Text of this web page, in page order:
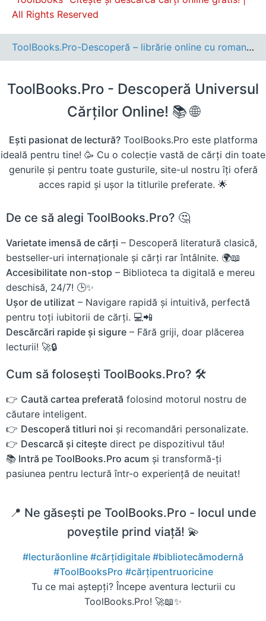
All Rights Reserved
ToolBooks.Pro-Descoperă – librărie online cu romane, cărți pentru copii, dezvoltare personală și cele mai noi apariții editoriale.
ToolBooks.Pro - Descoperă Universul
Cărților Online! 📚 🌐
Ești pasionat de lectură?ToolBooks.Pro este platforma
ideală pentru tine! 🥳 Cu o colecție vastă de cărți din toate
genurile și pentru toate gusturile, site-ul nostru îți oferă
acces rapid și ușor la titlurile preferate. 🌟
De ce să alegi ToolBooks.Pro? 🤔
Varietate imensă de cărți – Descoperă literatură clasică,
bestseller-uri internaționale și cărți rar întâlnite. 🌍📖
Accesibilitate non-stop – Biblioteca ta digitală e mereu
deschisă, 24/7! 🕒✨
Ușor de utilizat – Navigare rapidă și intuitivă, perfectă
pentru toți iubitorii de cărți. 💻📲
Descărcări rapide și sigure – Fără griji, doar plăcerea
lecturii! 🚀🔒
Cum să folosești ToolBooks.Pro? 🛠️
👉 Caută cartea preferată folosind motorul nostru de
căutare inteligent.
👉 Descoperă titluri noi și recomandări personalizate.
👉 Descarcă și citește direct pe dispozitivul tău!
📚 Intră pe ToolBooks.Pro acum și transformă-ți
pasiunea pentru lectură într-o experiență de neuitat!
📍 Ne găsești pe ToolBooks.Pro - locul unde
poveștile prind viață! 💫
#lecturăonline #cărțidigitale #bibliotecămodernă
#ToolBooksPro #cărțipentruoricine
Tu ce mai aștepți? Începe aventura lecturii cu
ToolBooks.Pro! 🚀📖✨